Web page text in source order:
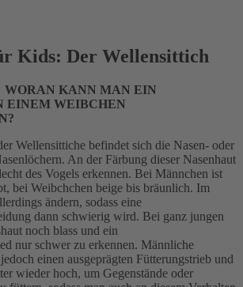
Kids: Der Wellensittich
WORAN KANN MAN EIN
EINEM WEIBCHEN
Wellensittiche befindet sich die Nasen- oder
An der Färbung dieser Nasenhaut
des Vogels erkennen. Bei Männchen ist
bei Weibchchen beige bis bräunlich. Im
ändern, sodass eine
dann schwierig wird. Bei ganz jungen
noch blass und ein
nur schwer zu erkennen. Männliche
einen ausgeprägten Fütterungstrieb und
wieder hoch, um Gegenstände oder